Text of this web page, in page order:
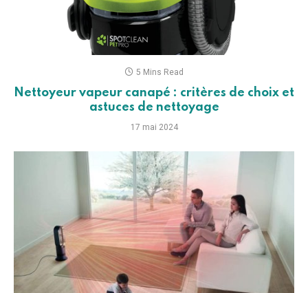
5 Mins Read
Nettoyeur vapeur canapé : critères de choix et
astuces de nettoyage
17 mai 2024